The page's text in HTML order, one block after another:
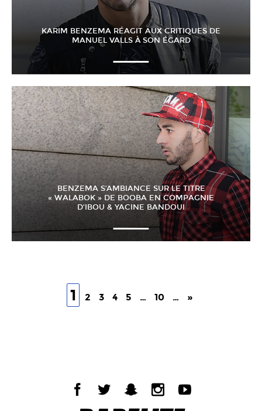
KARIM BENZEMA RÉAGIT AUX CRITIQUES DE
MANUEL VALLS À SON ÉGARD
BENZEMA S’AMBIANCE SUR LE TITRE
« WALABOK » DE BOOBA EN COMPAGNIE
D’IBOU & YACINE BANDOUI
1 2 3 4 5 … 10 … »